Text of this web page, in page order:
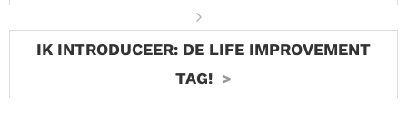
IK INTRODUCEER: DE LIFE IMPROVEMENT
TAG!